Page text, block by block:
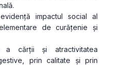
impactul social al
de curăţenie şi
a cărţii și atractivitatea
prin calitate și prin